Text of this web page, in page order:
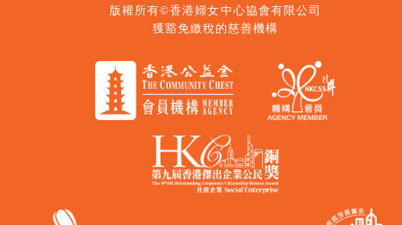
版權所有©香港婦女中心協會有限公司
獲豁免繳稅的慈善機構